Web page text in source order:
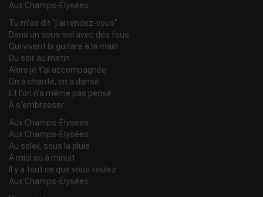
Aux Champs-Élysées
Tu m'as dit "j'ai rendez-vous"
Dans un sous-sol avec des fous
Qui vivent la guitare à la main
Du soir au matin
Alors je t'ai accompagnée
On a chanté, on a dansé
Et l'on n'a même pas pensé
À s'embrasser
Aux Champs-Élysées
Aux Champs-Élysées
Au soleil, sous la pluie
À midi ou à minuit
Il y a tout ce que vous voulez
Aux Champs-Élysées